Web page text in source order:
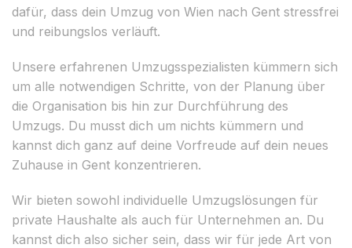
dafür, dass dein Umzug von Wien nach Gent stressfrei
und reibungslos verläuft.
Unsere erfahrenen Umzugsspezialisten kümmern sich
um alle notwendigen Schritte, von der Planung über
die Organisation bis hin zur Durchführung des
Umzugs. Du musst dich um nichts kümmern und
kannst dich ganz auf deine Vorfreude auf dein neues
Zuhause in Gent konzentrieren.
Wir bieten sowohl individuelle Umzugslösungen für
private Haushalte als auch für Unternehmen an. Du
kannst dich also sicher sein, dass wir für jede Art von